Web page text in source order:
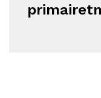
primairetn